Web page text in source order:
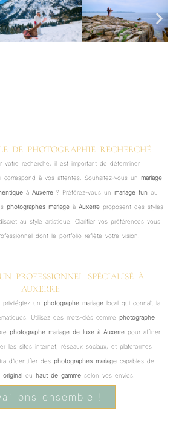
DE PHOTOGRAPHIE RECHERCHÉ
votre recherche, il est important de déterminer
correspond à vos attentes. Souhaitez-vous un mariage
à Auxerre ? Préférez-vous un mariage fun ou
photographes mariageà Auxerreproposent des styles
au style artistique. Clarifier vos préférences vous
dont le portfolio reflète votre vision.
PROFESSIONNEL SPÉCIALISÉ À
AUXERRE
, privilégiez un photographe mariage local qui connaît la
Utilisez des mots-clés comme photographe
photographe mariage de luxe à Auxerre pour affiner
les sites internet, réseaux sociaux, et plateformes
d’identifier des photographes mariagecapables de
original ou haut de gamme selon vos envies.
ensemble !